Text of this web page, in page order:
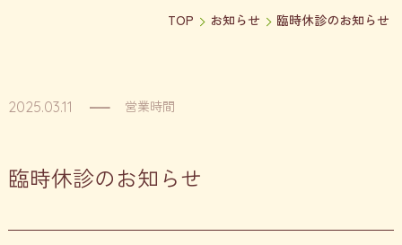
TOP お知らせ 臨時休診のお知らせ
2025.03.11 営業時間
臨時休診のお知らせ